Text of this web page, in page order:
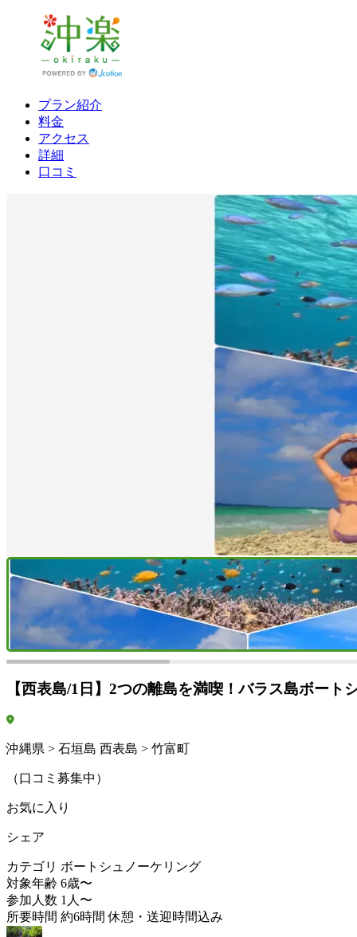
プラン紹介
料金
アクセス
詳細
口コミ
【西表島/1日】2つの離島を満喫！バラス島ボート
沖縄県 > 石垣島 西表島 > 竹富町
（口コミ募集中）
お気に入り
シェア
カテゴリ ボートシュノーケリング
対象年齢 6歳〜
参加人数 1人〜
所要時間 約6時間 休憩・送迎時間込み